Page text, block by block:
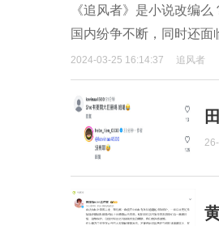
《追风者》是小说改编
国内纷争不断，同时还面
2024-03-25 16:14:37 追风者